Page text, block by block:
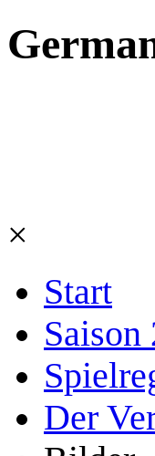
×
Start
Saison
Der